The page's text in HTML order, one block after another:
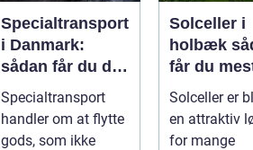
Specialtransport
i Danmark:
sådan får du dit
gods sikkert
frem
Specialtransport
handler om at flytte
gods, som ikke
Solceller i
holbæk sådan
får du
af solen
Solceller er
en attraktiv
for mange